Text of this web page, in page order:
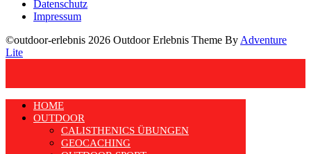
Datenschutz
Impressum
©outdoor-erlebnis 2026 Outdoor Erlebnis Theme By Adventure
Lite
HOME
OUTDOOR
CALISTHENICS ÜBUNGEN
GEOCACHING